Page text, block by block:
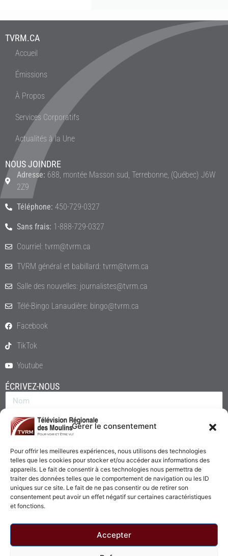
Gérer le consentement
Pour offrir les meilleures expériences, nous utilisons des technologies
telles que les cookies pour stocker et/ou accéder aux informations des
appareils. Le fait de consentir à ces technologies nous permettra de
traiter des données telles que le comportement de navigation ou les ID
uniques sur ce site. Le fait de ne pas consentir ou de retirer son
consentement peut avoir un effet négatif sur certaines caractéristiques
et fonctions.
Accepter
TVRM.CA
Accueil
Émissions
À Propos
Services Corporatifs
Actualités à la Une
NOUS JOINDRE
Adresse: 688, montée Masson sud, Terrebonne, (Québec) J6W
2Z9
Téléphone: 450-729-0327
Sans frais: 1-888-729-0327
Courriel: tvrm@tvrm.ca
TVRM général et babillard: tvrm@tvrm.ca
Salle des nouvelles: journalistes@tvrm.ca
Télé-Bingo Lanaudière: bingo@tvrm.ca
Facebook
TikTok
Youtube
ÉCRIVEZ-NOUS